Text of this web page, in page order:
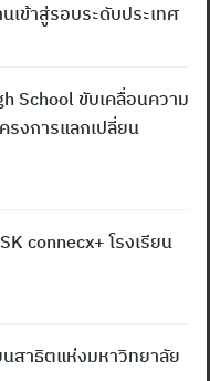
ข้าสู่รอบระดับประเทศ
School ขับเคลื่อนความ
รงการแลกเปลี่ยน
connecx+ โรงเรียน
สาธิตแห่งมหาวิทยาลัย